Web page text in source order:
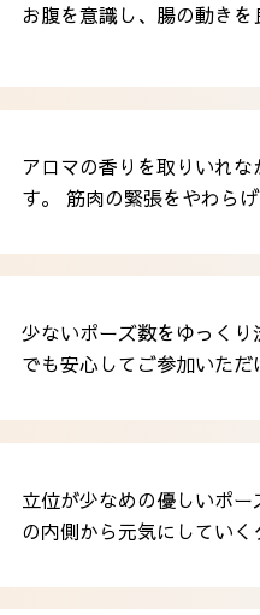
お腹を意識し、腸の動き
アロマの香りを取りいれ
す。 筋肉の緊張をやわら
少ないポーズ数をゆっく
でも安心してご参加いただ
立位が少なめの優しいポ
の内側から元気にしてい